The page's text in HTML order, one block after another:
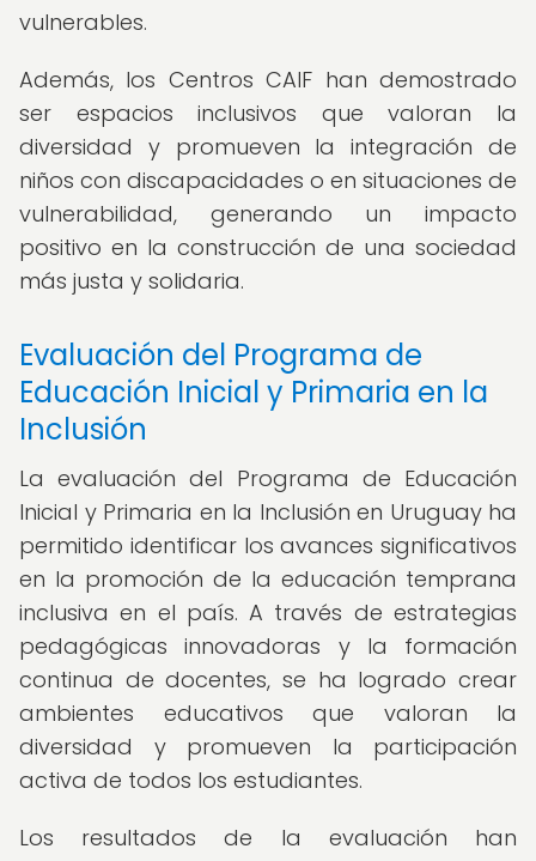
vulnerables.
Además, los Centros CAIF han demostrado
ser espacios inclusivos que valoran la
diversidad y promueven la integración de
niños con discapacidades o en situaciones de
vulnerabilidad, generando un impacto
positivo en la construcción de una sociedad
más justa y solidaria.
Evaluación del Programa de
Educación Inicial y Primaria en la
Inclusión
La evaluación del Programa de Educación
Inicial y Primaria en la Inclusión en Uruguay ha
permitido identificar los avances significativos
en la promoción de la educación temprana
inclusiva en el país. A través de estrategias
pedagógicas innovadoras y la formación
continua de docentes, se ha logrado crear
ambientes educativos que valoran la
diversidad y promueven la participación
activa de todos los estudiantes.
Los resultados de la evaluación han